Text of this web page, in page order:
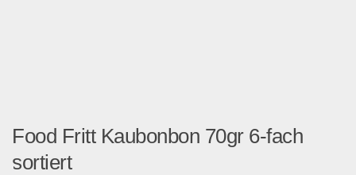
Food Fritt Kaubonbon 70gr 6-fach
sortiert